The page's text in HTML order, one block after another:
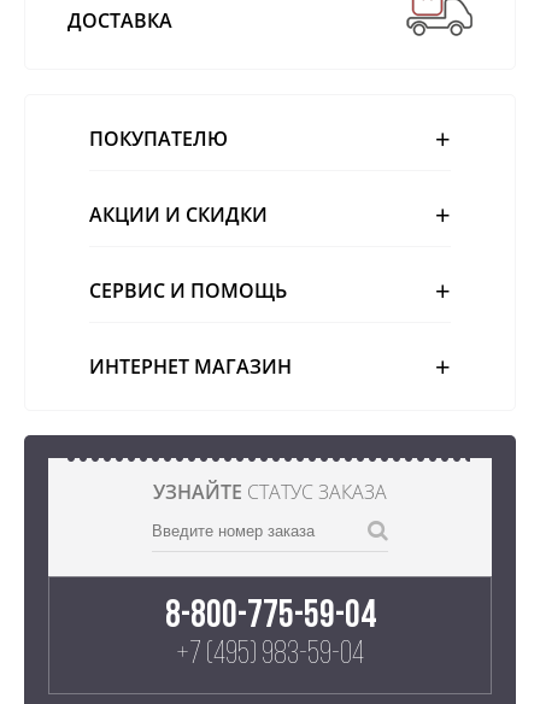
ДОСТАВКА
ПОКУПАТЕЛЮ
АКЦИИ И СКИДКИ
СЕРВИС И ПОМОЩЬ
ИНТЕРНЕТ МАГАЗИН
УЗНАЙТЕ СТАТУС ЗАКАЗА
8-800-775-59-04
+7 (495) 983-59-04